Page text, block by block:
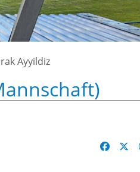
Ayyildiz